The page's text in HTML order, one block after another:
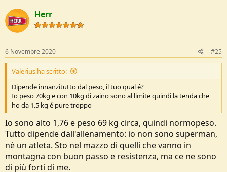
c
t
i
o
s
:
Herr
6 Novembre 2020 #25
Valerius ha scritto:
Dipende innanzitutto dal peso, il tuo qual é?
Io peso 70kg e con 10kg di zaino sono al limite quindi la tenda che
ho da 1.5 kg é pure troppo
Io sono alto 1,76 e peso 69 kg circa, quindi normopeso.
Tutto dipende dall'allenamento: io non sono superman,
nè un atleta. Sto nel mazzo di quelli che vanno in
montagna con buon passo e resistenza, ma ce ne sono
di più forti di me.